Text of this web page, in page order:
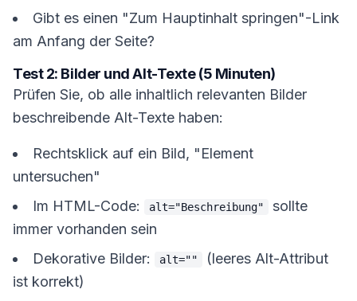
Gibt es einen "Zum Hauptinhalt springen"-Link
am Anfang der Seite?
Test 2: Bilder und Alt-Texte (5 Minuten)
Prüfen Sie, ob alle inhaltlich relevanten Bilder
beschreibende Alt-Texte haben:
Rechtsklick auf ein Bild, "Element
untersuchen"
Im HTML-Code:
alt="Beschreibung"
sollte
immer vorhanden sein
Dekorative Bilder:
alt=""
(leeres Alt-Attribut
ist korrekt)